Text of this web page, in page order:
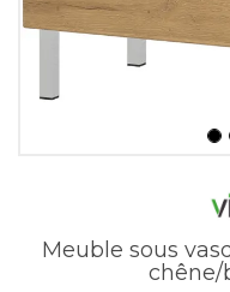
Meuble sous
chêne/